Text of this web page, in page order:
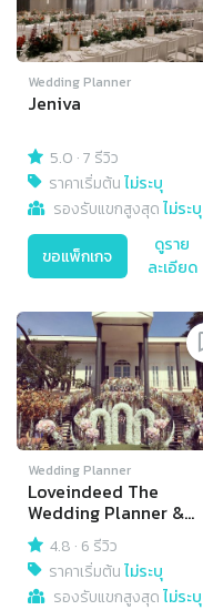
Wedding Planner
Jeniva
5.0 ·7 รีวิว
ราคาเริ่มต้นไม่ระบุ
รองรับแขกสูงสุดไม่ระบุ
ขอแพ็กเกจ
ดูราย
ละเอียด
Wedding Planner
Loveindeed The
Wedding Planner &
Decoration Organizer
4.8 · 6 รีวิว
ราคาเริ่มต้นไม่ระบุ
รองรับแขกสูงสุดไม่ระบุ